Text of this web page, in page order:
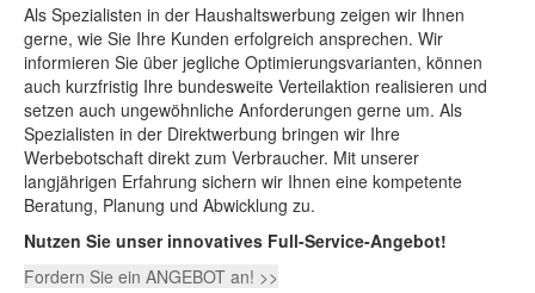
Als Spezialisten in der Haushaltswerbung zeigen wir Ihnen
gerne, wie Sie Ihre Kunden erfolgreich ansprechen. Wir
informieren Sie über jegliche Optimierungsvarianten, können
auch kurzfristig Ihre bundesweite Verteilaktion realisieren und
setzen auch ungewöhnliche Anforderungen gerne um. Als
Spezialisten in der Direktwerbung bringen wir Ihre
Werbebotschaft direkt zum Verbraucher. Mit unserer
langjährigen Erfahrung sichern wir Ihnen eine kompetente
Beratung, Planung und Abwicklung zu.
Nutzen Sie unser innovatives Full-Service-Angebot!
Fordern Sie ein ANGEBOT an! >>